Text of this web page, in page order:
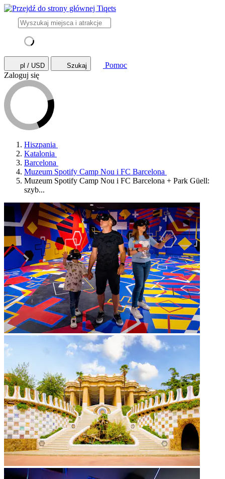
pl / USD Szukaj
Pomoc
Zaloguj się
Hiszpania
Katalonia
Barcelona
Muzeum Spotify Camp Nou i FC Barcelona
Muzeum Spotify Camp Nou i FC Barcelona + Park Güell:
szyb...